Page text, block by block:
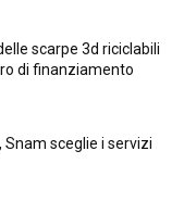
scarpe 3d riciclabili
di finanziamento
Snam sceglie i servizi